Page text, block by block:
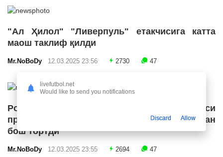
"Ал Ҳилол" "Ливерпуль" етакчисига катта
маош таклиф қилди
Mr.NoBoDy 12.03.2025 23:56 2730 47
Роналду Бразилия футбол конфедерацияси
президенти лавозимига номзодини қўйишдан
бош тортди
Mr.NoBoDy 12.03.2025 23:55 2694 47
livefutbol.net
Would like to send you notifications
Discard Allow